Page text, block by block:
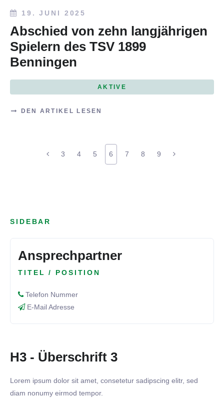
19. JUNI 2025
Abschied von zehn langjährigen
Spielern des TSV 1899
Benningen
AKTIVE
DEN ARTIKEL LESEN
3 4 5 6 7 8 9
SIDEBAR
Ansprechpartner
TITEL / POSITION
Telefon Nummer
E-Mail Adresse
H3 - Überschrift 3
Lorem ipsum dolor sit amet, consetetur sadipscing elitr, sed
diam nonumy eirmod tempor.